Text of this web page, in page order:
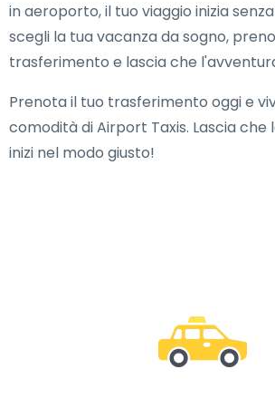
in aeroporto, il tuo viaggio inizia
scegli la tua vacanza da sogno,
trasferimento e lascia che
Prenota il tuo trasferimento oggi e
comodità di Airport Taxis. Lascia
inizi nel modo giusto!